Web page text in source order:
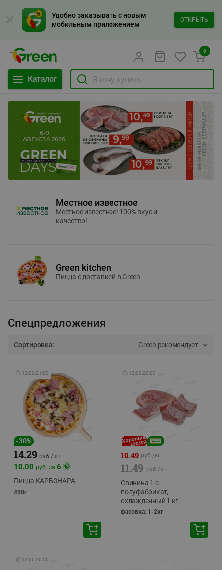
Удобно заказывать с новым
мобильным приложением
ОТКРЫТЬ
Каталог
0
Местное известное
Местное известное! 100% вкус и
качество!
Green kitchen
Пицца c доставкой в Green
Спецпредложения
Сортировка: Green рекомендует
🕘 12:00-21:00
-30%
14.29 руб./шт
10.00 руб. за 6
Пицца КАРБОНАРА
490г
🕘 12:00-20:00
10.49 руб./кг
11.49 руб./кг
Свинина 1 с.
полуфабрикат,
охлажденный 1 кг
фасовка: 1-2кг
🕘 12:00-20:00